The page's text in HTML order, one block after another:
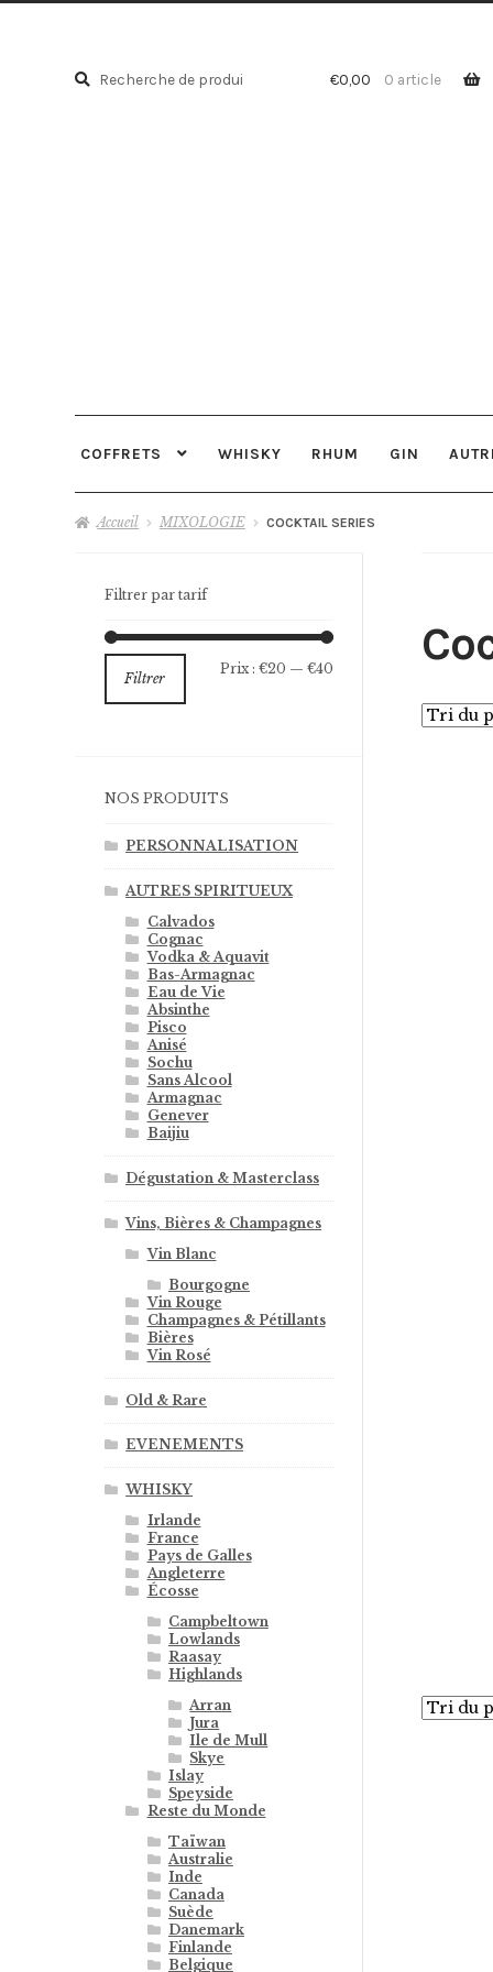
Recherche
Recherche
€0,00 0 article
COFFRETS WHISKY RHUM GIN
Accueil MIXOLOGIE COCKTAIL SERIES
Filtrer par tarif
Prix
Prix
Filtrer
Prix : €20 — €40
NOS PRODUITS
PERSONNALISATION
AUTRES SPIRITUEUX
Calvados
Cognac
Vodka & Aquavit
Bas-Armagnac
Eau de Vie
Absinthe
Pisco
Anisé
Sochu
Sans Alcool
Armagnac
Genever
Baijiu
Dégustation & Masterclass
Vins, Bières & Champagnes
Vin Blanc
Bourgogne
Vin Rouge
Champagnes & Pétillants
Bières
Vin Rosé
Old & Rare
EVENEMENTS
WHISKY
Irlande
France
Pays de Galles
Angleterre
Écosse
Campbeltown
Lowlands
Raasay
Highlands
Arran
Jura
Ile de Mull
Skye
Islay
Speyside
Reste du Monde
Taïwan
Australie
Inde
Canada
Suède
Danemark
Finlande
Belgique